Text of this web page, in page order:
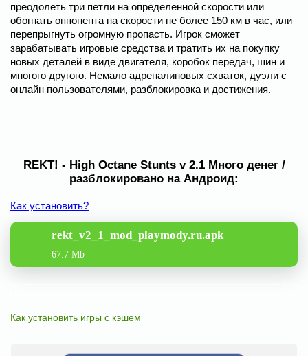
преодолеть три петли на определенной скорости или
обогнать оппонента на скорости не более 150 км в час, или
перепрыгнуть огромную пропасть. Игрок сможет
зарабатывать игровые средства и тратить их на покупку
новых деталей в виде двигателя, коробок передач, шин и
многого другого. Немало адреналиновых схваток, дуэли с
онлайн пользователями, разблокировка и достижения.
REKT! - High Octane Stunts v 2.1 Много денег /
разблокировано на Андроид:
Как установить?
rekt_v2_1_mod_playmody.ru.apk
67.7 Mb
Как установить игры с кэшем